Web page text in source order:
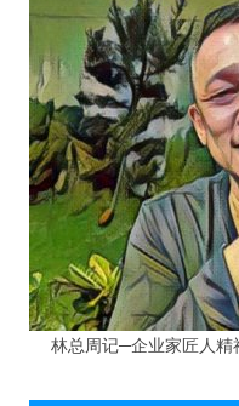
林总周记─企业家匠人